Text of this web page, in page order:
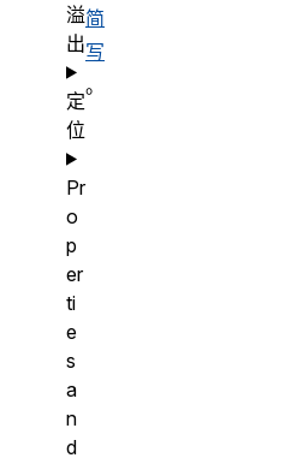
简
写
。
溢
出
定
位
Pr
o
p
er
ti
e
s
a
n
d